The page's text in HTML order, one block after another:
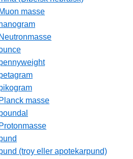
masse
masse
(troy eller apotekarpund)